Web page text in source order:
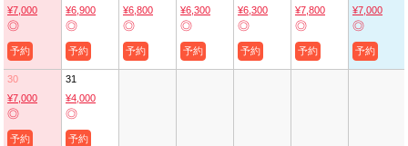
¥7,000
◎
予約
¥6,900
◎
予約
¥6,800
◎
予約
¥6,300
◎
予約
¥6,300
◎
予約
¥7,800
◎
予約
¥7,000
◎
予約
30
¥7,000
◎
予約
31
¥4,000
◎
予約